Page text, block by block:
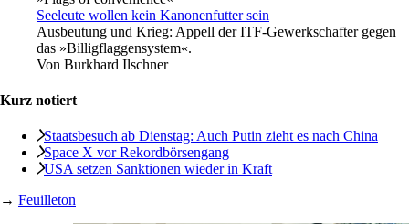
Seeleute wollen kein Kanonenfutter sein
Ausbeutung und Krieg: Appell der ITF-Gewerkschafter gegen
das »Billigflaggensystem«.
Von Burkhard Ilschner
Kurz notiert
Staatsbesuch ab Dienstag: Auch Putin zieht es nach China
Space X vor Rekordbörsengang
USA setzen Sanktionen wieder in Kraft
→ Feuilleton